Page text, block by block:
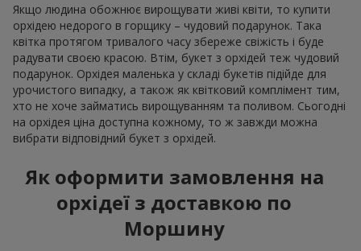
Якщо людина обожнює вирощувати живі квіти, то купити
орхідею недорого в горщику – чудовий подарунок. Така
квітка протягом тривалого часу збереже свіжість і буде
радувати своєю красою. Втім, букет з орхідей теж чудовий
подарунок. Орхідея маленька у складі букетів підійде для
урочистого випадку, а також як квітковий комплімент тим,
хто не хоче займатись вирощуванням та поливом. Сьогодні
на орхідея ціна доступна кожному, то ж завжди можна
вибрати відповідний букет з орхідей.
Як оформити замовлення на
орхідеї з доставкою по
Моршину